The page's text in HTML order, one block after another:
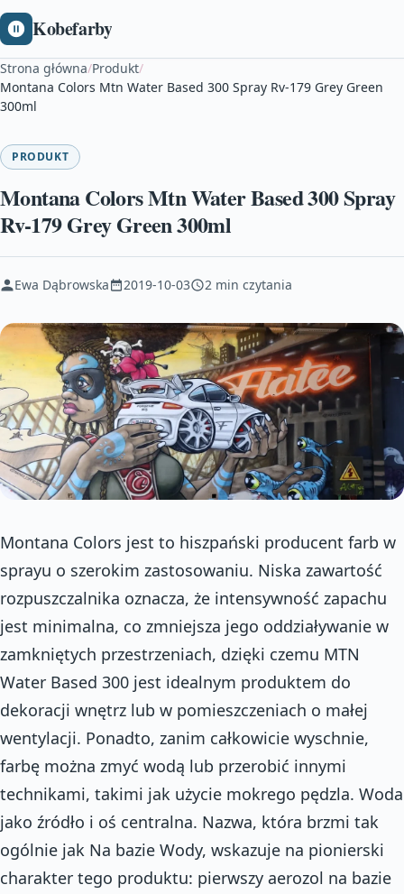
Kobefarby
Strona główna/Produkt/
Montana Colors Mtn Water Based 300 Spray Rv-179 Grey Green
300ml
PRODUKT
Montana Colors Mtn Water Based 300 Spray
Rv-179 Grey Green 300ml
Ewa Dąbrowska 2019-10-03 2 min czytania
Montana Colors jest to hiszpański producent farb w
sprayu o szerokim zastosowaniu. Niska zawartość
rozpuszczalnika oznacza, że intensywność zapachu
jest minimalna, co zmniejsza jego oddziaływanie w
zamkniętych przestrzeniach, dzięki czemu MTN
Water Based 300 jest idealnym produktem do
dekoracji wnętrz lub w pomieszczeniach o małej
wentylacji. Ponadto, zanim całkowicie wyschnie,
farbę można zmyć wodą lub przerobić innymi
technikami, takimi jak użycie mokrego pędzla. Woda
jako źródło i oś centralna. Nazwa, która brzmi tak
ogólnie jak Na bazie Wody, wskazuje na pionierski
charakter tego produktu: pierwszy aerozol na bazie